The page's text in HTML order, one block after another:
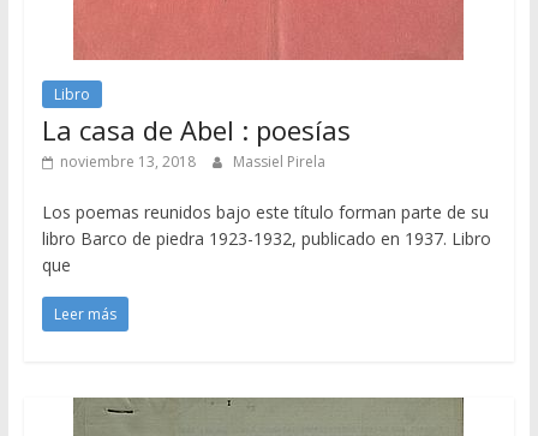
Libro
La casa de Abel : poesías
noviembre 13, 2018 Massiel Pirela
Los poemas reunidos bajo este título forman parte de su
libro Barco de piedra 1923-1932, publicado en 1937. Libro
que
Leer más